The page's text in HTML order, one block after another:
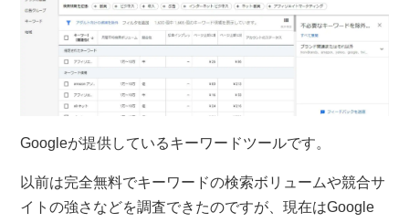
Googleが提供しているキーワードツールです。
以前は完全無料でキーワードの検索ボリュームや競合サ
イトの強さなどを調査できたのですが、現在はGoogle